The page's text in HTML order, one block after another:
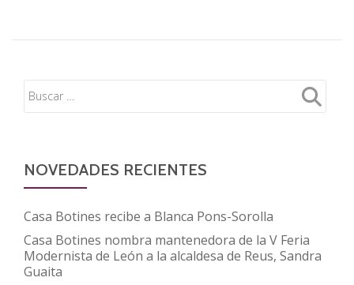
NOVEDADES RECIENTES
Casa Botines recibe a Blanca Pons-Sorolla
Casa Botines nombra mantenedora de la V Feria
Modernista de León a la alcaldesa de Reus, Sandra
Guaita